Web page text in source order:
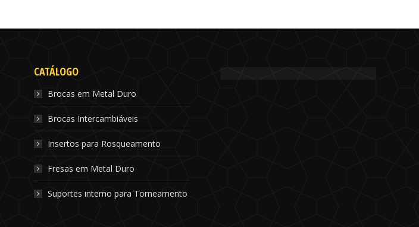
CATÁLOGO
Brocas em Metal Duro
Brocas Intercambiáveis
Insertos para Rosqueamento
Fresas em Metal Duro
Suportes interno para Torneamento